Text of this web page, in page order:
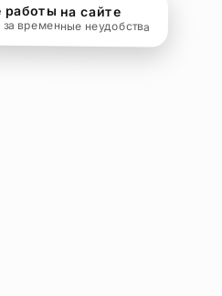
работы на сайте
временные неудобства